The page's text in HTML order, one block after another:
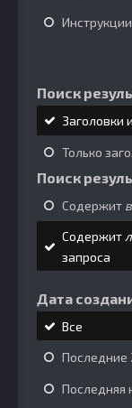
Инструкции
Поиск
Заголовки
Только
Поиск
Содержит
Содержит
запроса
Дата
Все
Последние
Последняя